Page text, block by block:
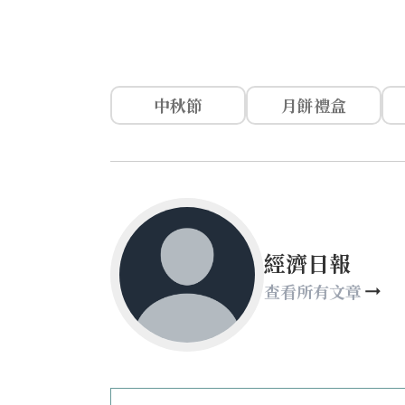
中秋節 月餅禮盒
經濟日報
查看所有文章